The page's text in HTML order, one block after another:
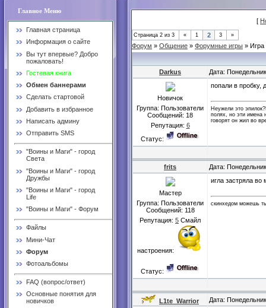
Главное Меню
Главная страница
Информация о сайте
Вы тут впервые? Добро
пожаловать!
Гостевая книга
Обмен баннерами
Сделать стартовой
Добавить в избранное
Написать админу
Отправить SMS
"Воины и Маги" - город
Света
"Воины и Маги" - город
Дружбы
"Воины и Маги" - город
Life
"Воины и Маги" - Форум
Файлы
Мини-Чат
Форум
Фотоальбомы
FAQ (вопрос/ответ)
Основные понятия для
новичков
[
Страница 2 из 3 « 1 2 3 »
Форум » Общение » Форумные игры »
Darkus Дата:
Новичок
Группа: Пользователи
Сообщений: 18
Репутация: 6
Статус:
попали в пробку,
Неужели это
полях, но эти имена
говорят он жил во
frits Дата:
Мастер
Группа: Пользователи
Сообщений: 118
Репутация: 5 Смайл
настроения:
Статус:
игла застряла
скинхедом можешь
L1te_Warrior Дата: